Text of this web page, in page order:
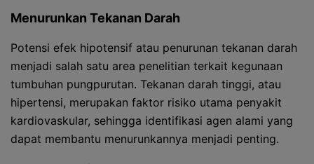
Menurunkan Tekanan Darah
Potensi efek hipotensif atau penurunan tekanan darah
menjadi salah satu area penelitian terkait kegunaan
tumbuhan pungpurutan. Tekanan darah tinggi, atau
hipertensi, merupakan faktor risiko utama penyakit
kardiovaskular, sehingga identifikasi agen alami yang
dapat membantu menurunkannya menjadi penting.